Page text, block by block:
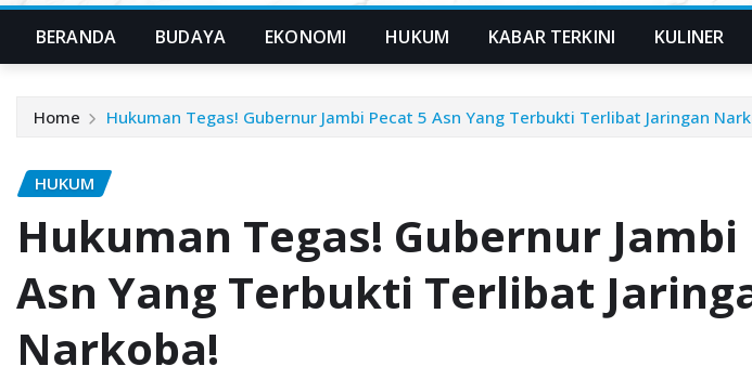
BERANDA BUDAYA EKONOMI HUKUM KABAR TERKINI KULINER
Home Hukuman Tegas! Gubernur Jambi Pecat 5 Asn Yang Terbukti Terlibat Jaringan
HUKUM
Hukuman Tegas! Gubernur Jambi
Asn Yang Terbukti Terlibat
Narkoba!